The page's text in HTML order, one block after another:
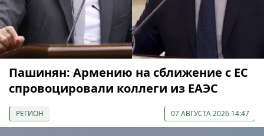
Пашинян: Армению на сближение с ЕС
спровоцировали коллеги из ЕАЭС
РЕГИОН 07 АВГУСТА 2026 14:47